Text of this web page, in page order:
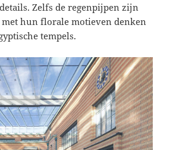
Zelfs de regenpijpen zijn
hun florale motieven denken
tempels.